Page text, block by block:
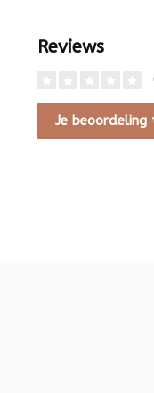
Reviews
Je beoordeling